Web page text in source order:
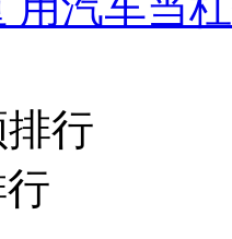
行